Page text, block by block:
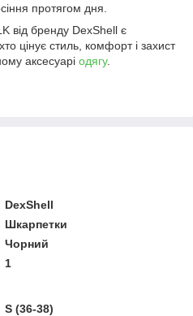
протягом дня.
від бренду DexShell є
цінує стиль, комфорт і захист
аксесуарі одягу.
DexShell
Шкарпетки
Чорний
1
S (36-38)